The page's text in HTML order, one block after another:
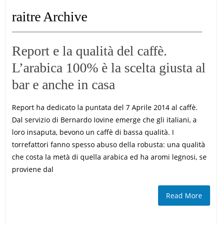
raitre Archive
Report e la qualità del caffè.
L’arabica 100% è la scelta giusta al
bar e anche in casa
Report ha dedicato la puntata del 7 Aprile 2014 al caffè.
Dal servizio di Bernardo Iovine emerge che gli italiani, a
loro insaputa, bevono un caffè di bassa qualità. I
torrefattori fanno spesso abuso della robusta: una qualità
che costa la metà di quella arabica ed ha aromi legnosi, se
proviene dal
Read More